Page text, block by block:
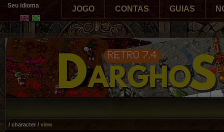
Seu idioma JOGO CONTAS GUIAS
/ character / view